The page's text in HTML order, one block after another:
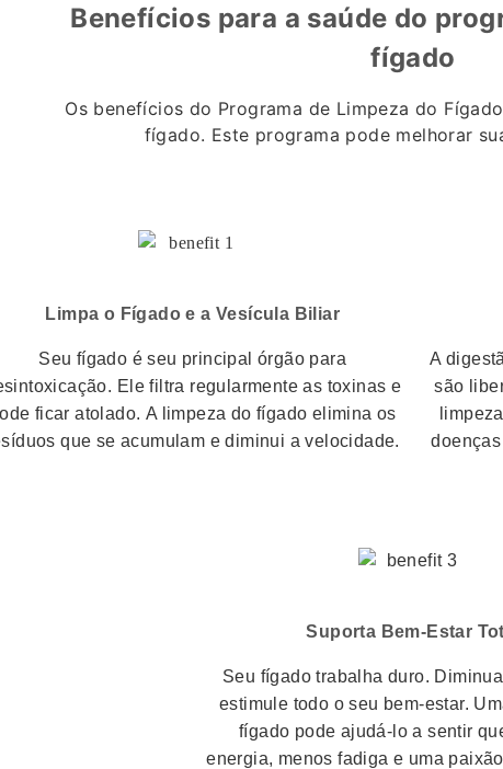
Benefícios para a saúde do
fígado
Os benefícios do Programa de Limpeza do
fígado. Este programa pode melhorar
Limpa o Fígado e a Vesícula Biliar
Seu fígado é seu principal órgão para
Ele filtra regularmente as toxinas e
ficar atolado. A limpeza do fígado elimina os
que se acumulam e diminui a velocidade.
A
são
Suporta Bem-Estar
Seu fígado trabalha duro.
estimule todo o seu bem-estar.
fígado pode ajudá-lo a sentir
energia, menos fadiga e uma